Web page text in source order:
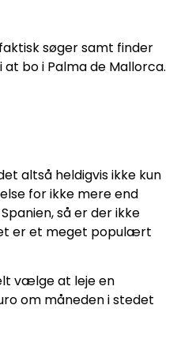
søger samt finder
bo i Palma de Mallorca.
altså heldigvis ikke kun
for ikke mere end
så er der ikke
er et meget populært
vælge at leje en
om måneden i stedet